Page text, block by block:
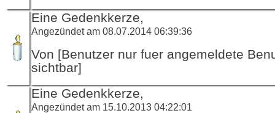
Eine Gedenkkerze,
Angezündet am 08.07.2014 06:39:36
Von [Benutzer nur fuer angemeldete
sichtbar]
Eine Gedenkkerze,
Angezündet am 15.10.2013 04:22:01